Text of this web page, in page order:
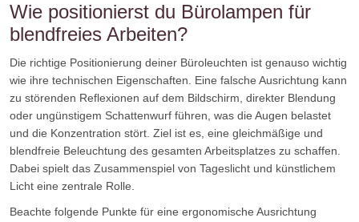
Wie positionierst du Bürolampen für
blendfreies Arbeiten?
Die richtige Positionierung deiner Büroleuchten ist genauso wichtig
wie ihre technischen Eigenschaften. Eine falsche Ausrichtung kann
zu störenden Reflexionen auf dem Bildschirm, direkter Blendung
oder ungünstigem Schattenwurf führen, was die Augen belastet
und die Konzentration stört. Ziel ist es, eine gleichmäßige und
blendfreie Beleuchtung des gesamten Arbeitsplatzes zu schaffen.
Dabei spielt das Zusammenspiel von Tageslicht und künstlichem
Licht eine zentrale Rolle.
Beachte folgende Punkte für eine ergonomische Ausrichtung